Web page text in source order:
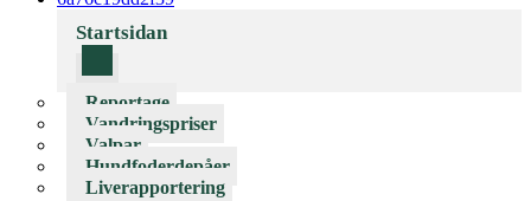
Startsidan
Reportage
Vandringspriser
Valpar
Hundfoderdepåer
Liverapportering